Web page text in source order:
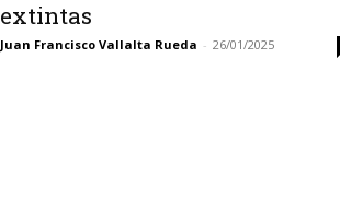
extintas
Juan Francisco Vallalta Rueda - 26/01/2025